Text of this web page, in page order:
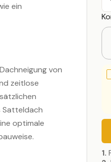
ein
von
zeitlose
Satteldach
optimale
1.